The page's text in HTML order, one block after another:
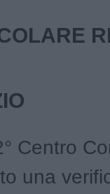
Centro
una